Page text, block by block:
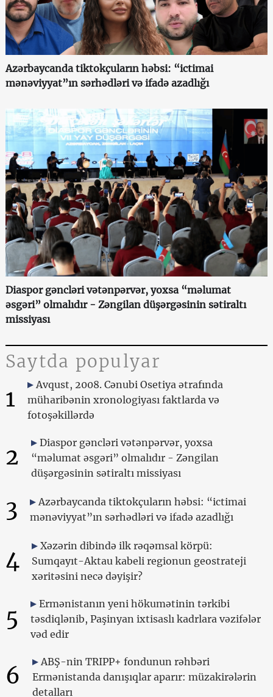
Azərbaycanda tiktokçuların həbsi: “ictimai
mənəviyyat”ın sərhədləri və ifadə azadlığı
Diaspor gəncləri vətənpərvər, yoxsa “məlumat
əsgəri” olmalıdır - Zəngilan düşərgəsinin sətiraltı
missiyası
Saytda populyar
1
Avqust, 2008. Cənubi Osetiya ətrafında
müharibənin xronologiyası faktlarda və
fotoşəkillərdə
2
Diaspor gəncləri vətənpərvər, yoxsa
“məlumat əsgəri” olmalıdır - Zəngilan
düşərgəsinin sətiraltı missiyası
3
Azərbaycanda tiktokçuların həbsi: “ictimai
mənəviyyat”ın sərhədləri və ifadə azadlığı
4
Xəzərin dibində ilk rəqəmsal körpü:
Sumqayıt-Aktau kabeli regionun geostrateji
xəritəsini necə dəyişir?
5
Ermənistanın yeni hökumətinin tərkibi
təsdiqlənib, Paşinyan ixtisaslı kadrlara vəzifələr
vəd edir
6
ABŞ-nin TRIPP+ fondunun rəhbəri
Ermənistanda danışıqlar aparır: müzakirələrin
detalları